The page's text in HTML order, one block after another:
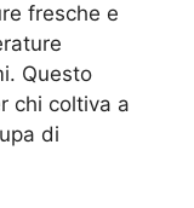
fresche e
Questo
chi coltiva a
di